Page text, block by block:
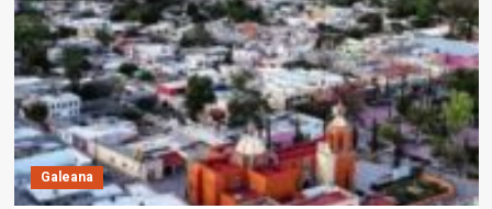
Galeana